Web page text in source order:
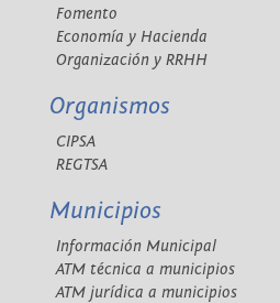
Fomento
Economía y Hacienda
Organización y RRHH
Organismos
CIPSA
REGTSA
Municipios
Información Municipal
ATM técnica a municipios
ATM jurídica a municipios